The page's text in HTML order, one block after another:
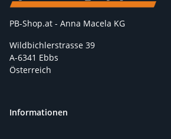
PB-Shop.at - Anna Macela KG
Wildbichlerstrasse 39
A-6341 Ebbs
Österreich
Informationen